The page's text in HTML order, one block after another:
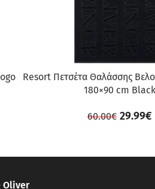
Resort Πετσέτα Θαλάσσης
180×90 cm Black
60.00€ 29.99€
Oliver